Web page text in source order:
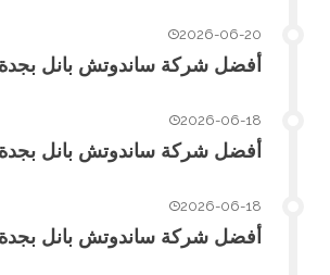
2026-06-20
أفضل شركة ساندوتش بانل بجدة
2026-06-18
أفضل شركة ساندوتش بانل بجدة
2026-06-18
أفضل شركة ساندوتش بانل بجدة